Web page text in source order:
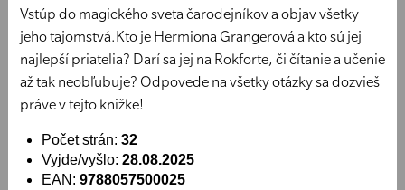
Vstúp do magického sveta čarodejníkov a objav všetky
jeho tajomstvá.Kto je Hermiona Grangerová a kto sú jej
najlepší priatelia? Darí sa jej na Rokforte, či čítanie a učenie
až tak neobľubuje? Odpovede na všetky otázky sa dozvieš
práve v tejto knižke!
Počet strán: 32
Vyjde/vyšlo: 28.08.2025
EAN: 9788057500025